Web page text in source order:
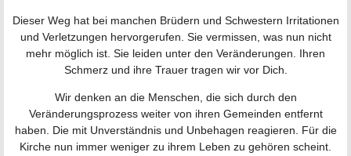
Dieser Weg hat bei manchen Brüdern und Schwestern Irritationen
und Verletzungen hervorgerufen. Sie vermissen, was nun nicht
mehr möglich ist. Sie leiden unter den Veränderungen. Ihren
Schmerz und ihre Trauer tragen wir vor Dich.
Wir denken an die Menschen, die sich durch den
Veränderungsprozess weiter von ihren Gemeinden entfernt
haben. Die mit Unverständnis und Unbehagen reagieren. Für die
Kirche nun immer weniger zu ihrem Leben zu gehören scheint.